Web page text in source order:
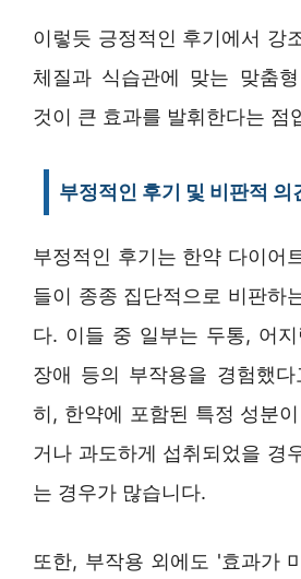
이렇듯 긍정적인 후기에서 강
체질과 식습관에 맞는 맞춤
것이 큰 효과를 발휘한다는 점
부정적인 후기 및 비판적 의
부정적인 후기는 한약 다이어
들이 종종 집단적으로 비판하
다. 이들 중 일부는 두통, 어
장애 등의 부작용을 경험했
히, 한약에 포함된 특정 성분
거나 과도하게 섭취되었을 경
는 경우가 많습니다.
또한, 부작용 외에도 '효과가